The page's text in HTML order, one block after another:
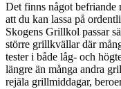
Det finns något befriande
att du kan lassa på
Skogens Grillkol passar
större grillkvällar där
tester i både låg- och
längre än många andra
rejäla grillmiddagar,